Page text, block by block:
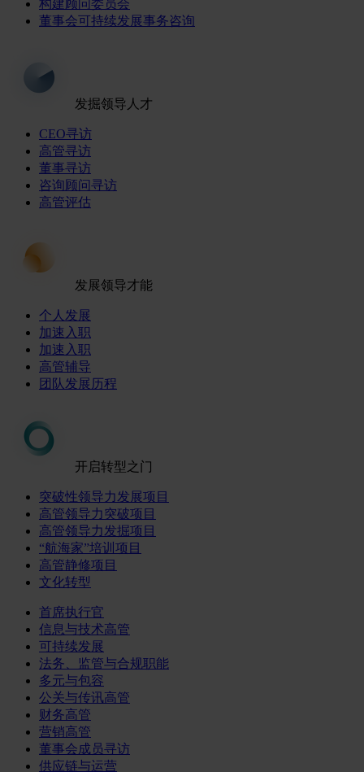
构建顾问委员会
董事会可持续发展事务咨询
发掘领导人才
CEO寻访
高管寻访
董事寻访
咨询顾问寻访
高管评估
发展领导才能
个人发展
加速入职
加速入职
高管辅导
团队发展历程
开启转型之门
突破性领导力发展项目
高管领导力突破项目
高管领导力发掘项目
“航海家”培训项目
高管静修项目
文化转型
首席执行官
信息与技术高管
可持续发展
法务、监管与合规职能
多元与包容
公关与传讯高管
财务高管
营销高管
董事会成员寻访
供应链与运营